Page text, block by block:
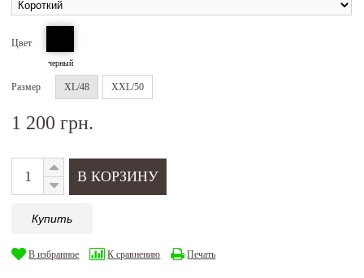
Цвет
черный
Размер XL/48 XXL/50
1 200 грн.
Купить
В избранное К сравнению Печать